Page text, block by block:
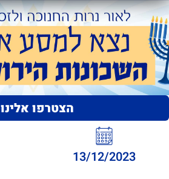
הצטרפו אלינו
13/12/2023